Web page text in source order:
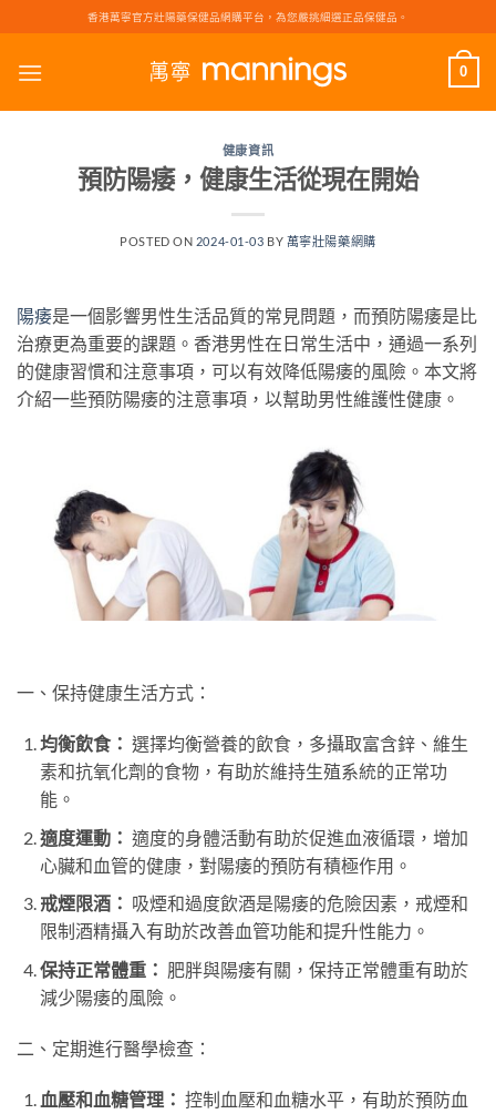
to
content
香港萬寧官方壯陽藥保健品網購平台，為您嚴挑細選正品保健品。
0
健康資訊
預防陽痿，健康生活從現在開始
POSTED ON 2024-01-03 BY 萬寧壯陽藥網購
陽痿是一個影響男性生活品質的常見問題，而預防陽痿是比
治療更為重要的課題。香港男性在日常生活中，通過一系列
的健康習慣和注意事項，可以有效降低陽痿的風險。本文將
介紹一些預防陽痿的注意事項，以幫助男性維護性健康。
一、保持健康生活方式：
均衡飲食： 選擇均衡營養的飲食，多攝取富含鋅、維生
素和抗氧化劑的食物，有助於維持生殖系統的正常功
能。
適度運動： 適度的身體活動有助於促進血液循環，增加
心臟和血管的健康，對陽痿的預防有積極作用。
戒煙限酒： 吸煙和過度飲酒是陽痿的危險因素，戒煙和
限制酒精攝入有助於改善血管功能和提升性能力。
保持正常體重： 肥胖與陽痿有關，保持正常體重有助於
減少陽痿的風險。
二、定期進行醫學檢查：
血壓和血糖管理： 控制血壓和血糖水平，有助於預防血